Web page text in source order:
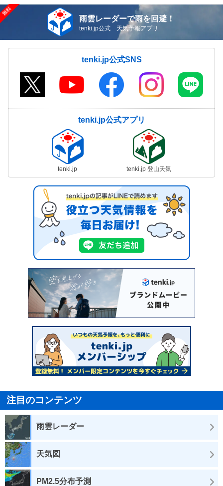
雨雲レーダーで雨を回避！
tenki.jp公式 天気予報アプリ
tenki.jp公式SNS
tenki.jp公式アプリ
tenki.jp tenki.jp 登山天気
注目のコンテンツ
雨雲レーダー
天気図
PM2.5分布予測